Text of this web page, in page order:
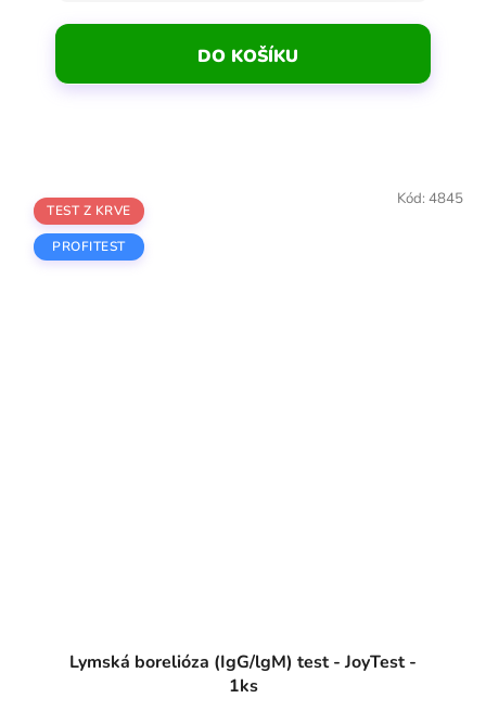
DO KOŠÍKU
TEST Z KRVE
PROFITEST
Lymská borelióza (IgG/lgM) test - JoyTest -
1ks
Kód: 4845